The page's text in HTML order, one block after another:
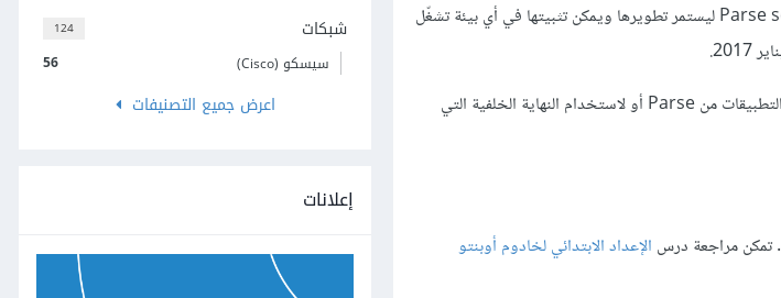
أعلنت فيس بوك في شهر يناير 2016 عن إغلاق المنصة مع فتح مصدر النهاية الخلفية ونشرها باسم Parse server ليستمر تطويرها ويمكن تثبيتها في أي بيئة تشغّل
يقدّم هذا الدليل تفاصيل تثبيت Parse server على خادوم أوبنتو 14.04؛ ويتوجّه ليكون مدخلا لتهجير التطبيقات من Parse أو لاستخدام النهاية الخلفية التي
. تمكن مراجعة درس الإعداد الابتدائي لخادوم أوبنتو
124 شبكات
56 سيسكو (Cisco)
اعرض جميع التصنيفات
إعلانات